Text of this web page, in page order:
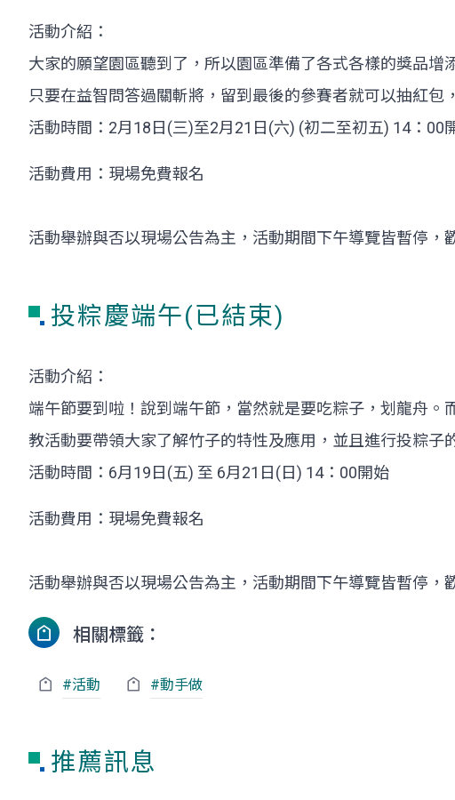
活動介紹：
大家的願望園區聽到了，所以園區準備了各式各樣的獎品增
只要在益智問答過關斬將，留到最後的參賽者就可以抽紅包
活動時間：2月18日(三)至2月21日(六) (初二至初五) 14：00
活動費用：現場免費報名
活動舉辦與否以現場公告為主，活動期間下午導覽皆暫停，
投粽慶端午(已結束)
活動介紹：
端午節要到啦！說到端午節，當然就是要吃粽子，划龍舟
教活動要帶領大家了解竹子的特性及應用，並且進行投粽子
活動時間：6月19日(五) 至 6月21日(日) 14：00開始
活動費用：現場免費報名
活動舉辦與否以現場公告為主，活動期間下午導覽皆暫停，
相關標籤：
#活動 #動手做
推薦訊息